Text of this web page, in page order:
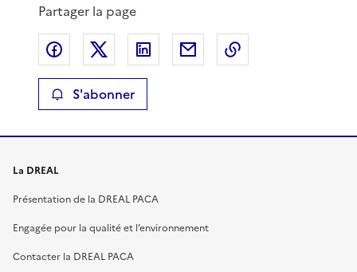
Partager la page
Partager sur Facebook
Partager sur XPartager sur LinkedIn
Partager par email
S'abonner
La DREAL
Présentation de la DREAL PACA
Engagée pour la qualité et l’environnement
Contacter la DREAL PACA